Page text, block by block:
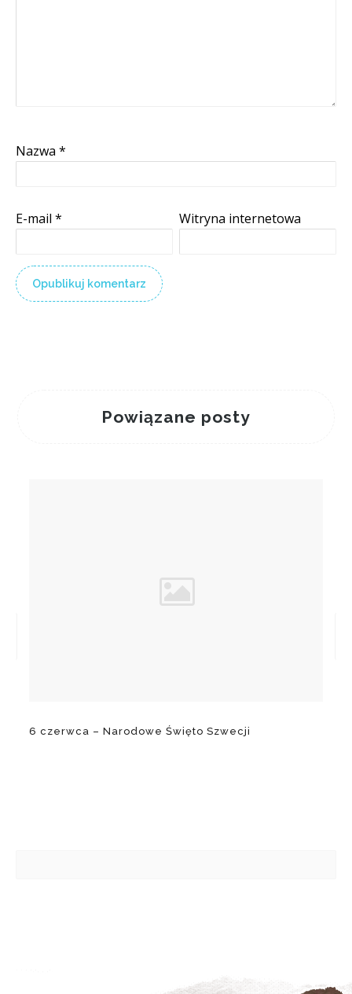
Nazwa *
E-mail * Witryna internetowa
Powiązane posty
6 czerwca – Narodowe Święto Szwecji